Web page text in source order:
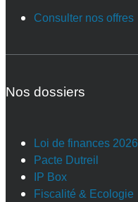
Consulter nos offres
Nos dossiers
Loi de finances 2026
Pacte Dutreil
IP Box
Fiscalité & Ecologie